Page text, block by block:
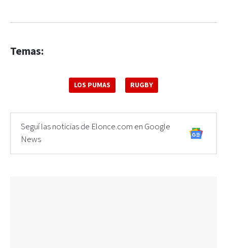
Temas:
LOS PUMAS RUGBY
Seguí las noticias de Elonce.com en Google
News